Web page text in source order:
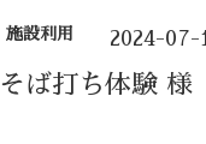
施設利用 2024-
そば打ち体験 様